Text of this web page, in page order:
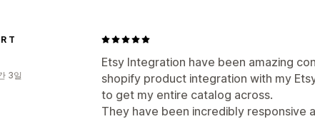
Etsy Integration have been amazing
shopify product integration with my
to get my entire catalog across.
They have been incredibly responsive
T
3일